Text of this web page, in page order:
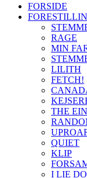
FORSIDE
RAGE
MIN
LILITH
FETCH!
THE
QUIET
KLIP
I LIE